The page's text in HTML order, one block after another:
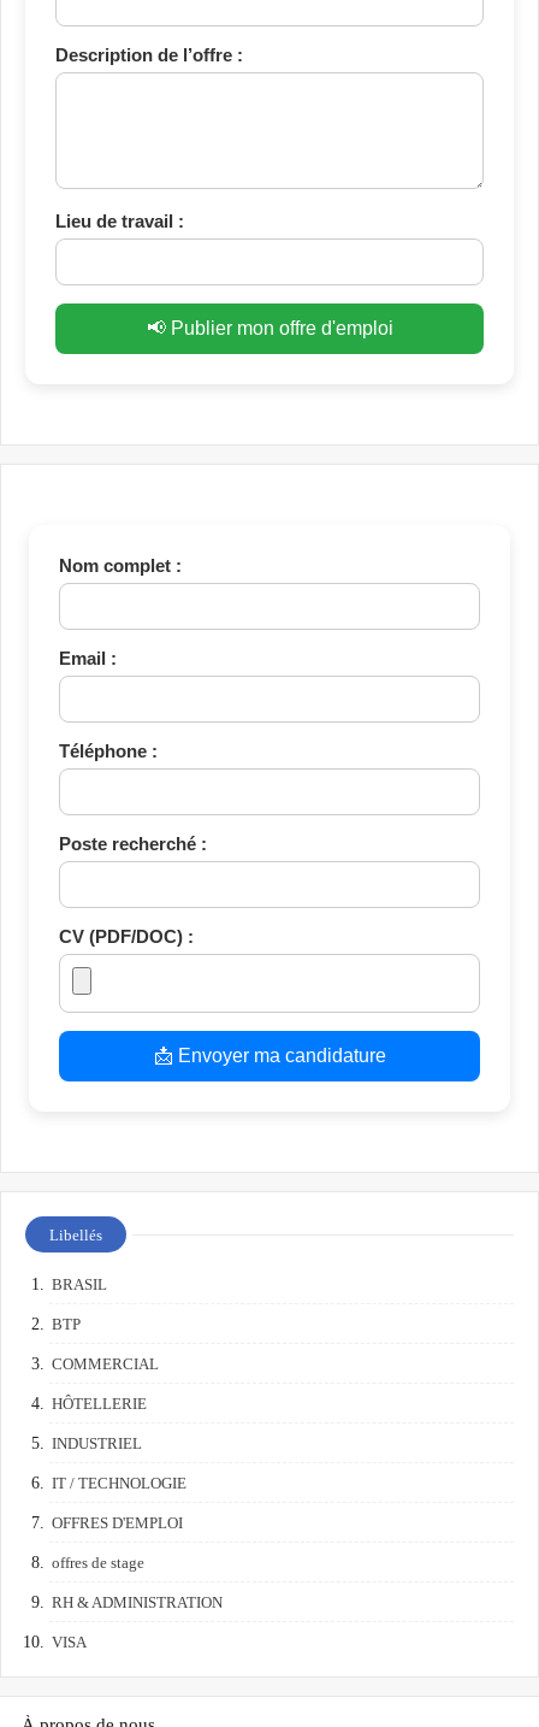
Description de l’offre :
Lieu de travail :
📢 Publier mon offre d'emploi
Nom complet :
Email :
Téléphone :
Poste recherché :
CV (PDF/DOC) :
📩 Envoyer ma candidature
Libellés
BRASIL
BTP
COMMERCIAL
HÔTELLERIE
INDUSTRIEL
IT / TECHNOLOGIE
OFFRES D'EMPLOI
offres de stage
RH & ADMINISTRATION
VISA